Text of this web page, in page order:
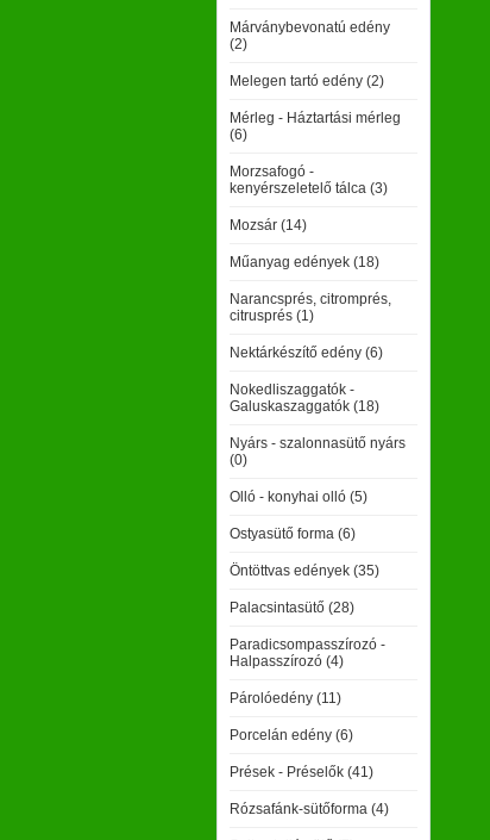
Márványbevonatú edény
(2)
Melegen tartó edény (2)
Mérleg - Háztartási mérleg
(6)
Morzsafogó -
kenyérszeletelő tálca (3)
Mozsár (14)
Műanyag edények (18)
Narancsprés, citromprés,
citrusprés (1)
Nektárkészítő edény (6)
Nokedliszaggatók -
Galuskaszaggatók (18)
Nyárs - szalonnasütő nyárs
(0)
Olló - konyhai olló (5)
Ostyasütő forma (6)
Öntöttvas edények (35)
Palacsintasütő (28)
Paradicsompasszírozó -
Halpasszírozó (4)
Párolóedény (11)
Porcelán edény (6)
Prések - Préselők (41)
Rózsafánk-sütőforma (4)